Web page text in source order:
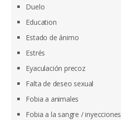
Duelo
Education
Estado de ánimo
Estrés
Eyaculación precoz
Falta de deseo sexual
Fobia a animales
Fobia a la sangre / inyecciones